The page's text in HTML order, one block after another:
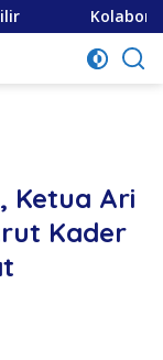
Kolaborasi
Ketua Ari
Kader